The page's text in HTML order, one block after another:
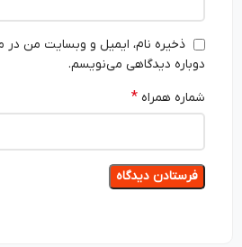
ذخیره نام، ایمیل و وبسایت من در
دوباره دیدگاهی می‌نویسم.
شماره همراه*